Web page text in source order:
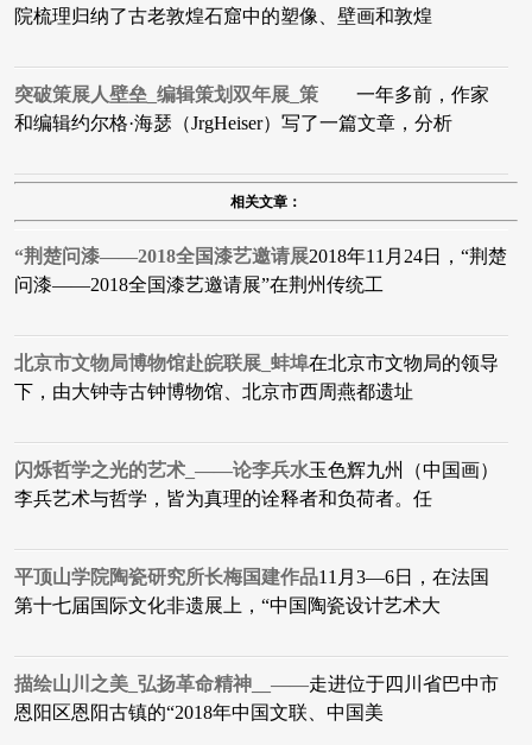
院梳理归纳了古老敦煌石窟中的塑像、壁画和敦煌
突破策展人壁垒_编辑策划双年展_策 一年多前，作家
和编辑约尔格·海瑟（JrgHeiser）写了一篇文章，分析
相关文章：
“荆楚问漆——2018全国漆艺邀请展2018年11月24日，“荆楚
问漆——2018全国漆艺邀请展”在荆州传统工
北京市文物局博物馆赴皖联展_蚌埠在北京市文物局的领导
下，由大钟寺古钟博物馆、北京市西周燕都遗址
闪烁哲学之光的艺术_——论李兵水玉色辉九州（中国画）
李兵​艺术与哲学，皆为真理的诠释者和负荷者。任
平顶山学院陶瓷研究所长梅国建作品11月3—6日，在法国
第十七届国际文化非遗展上，“中国陶瓷设计艺术大
描绘山川之美_弘扬革命精神__——走进位于四川省巴中市
恩阳区恩阳古镇的“2018年中国文联、中国美